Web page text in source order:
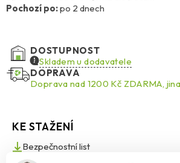
dlažby apod. Malta splňuje požadavky na
Pochozí po:po 2 dnech
DOSTUPNOST
Skladem u dodavatele
DOPRAVA
Doprava nad 1200 Kč ZDARMA,
KE STAŽENÍ
Bezpečnostní list